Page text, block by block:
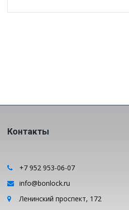
Контакты
+7 952 953-06-07
info@bonlock.ru
Ленинский проспект, 172